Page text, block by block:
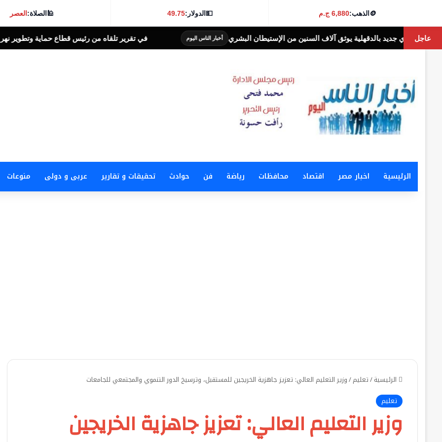
🪙الذهب:6,880 ج.م 💵الدولار:49.75
🕌الصلاة:العصر
عاجليوثق آلاف السنين من الإستيطان البشري أخبار الناس اليوم في تقرير تلقاه من رئيس قطاع حماية وتطوير نهر النيل أخبار الناس اليوم
الرئيسية اخبار مصر اقتصاد محافظات رياضة فن حوادث تحقيقات و تقارير عربى و دولى منوعات
الرئيسية/تعليم/وزير التعليم العالي: تعزيز جاهزية الخريجين للمستقبل، وترسيخ الدور التنموي والمجتمعي للجامعات
تعليم
وزير التعليم العالي: تعزيز جاهزية الخريجين